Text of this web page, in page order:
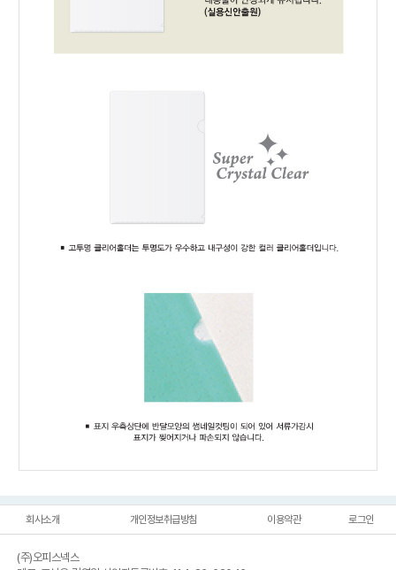
회사소개 개인정보취급방침 이용약관 로그인
(주)오피스넥스